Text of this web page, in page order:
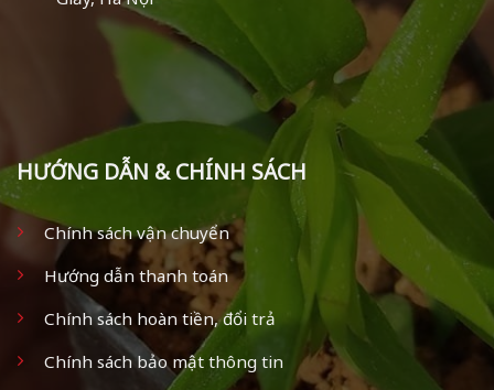
HƯỚNG DẪN & CHÍNH SÁCH
Chính sách vận chuyển
Hướng dẫn thanh toán
Chính sách hoàn tiền, đổi trả
Chính sách bảo mật thông tin